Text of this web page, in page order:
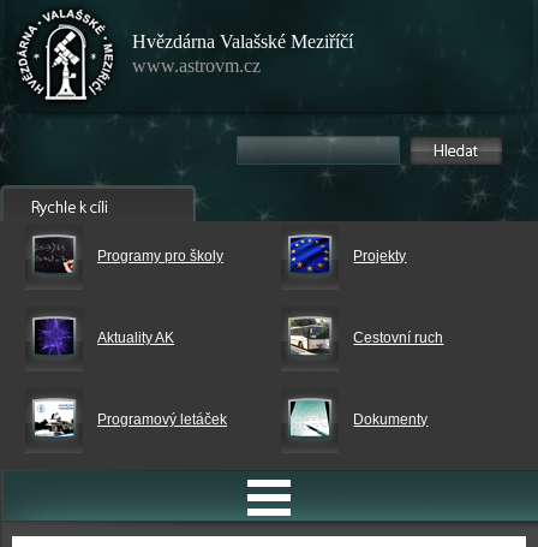
Hvězdárna Valašské Meziříčí
www.astrovm.cz
Programy pro školy Projekty
Aktuality AK Cestovní ruch
Programový letáček Dokumenty